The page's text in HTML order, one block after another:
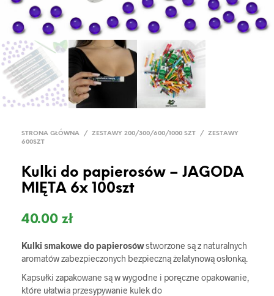
STRONA GŁÓWNA / ZESTAWY 200/300/600/1000 SZT /
ZESTAWY
600SZT
Kulki do papierosów – JAGODA
MIĘTA 6x 100szt
40.00 zł
Kulki smakowe do papierosówstworzone są z naturalnych
aromatów zabezpieczonych bezpieczną żelatynową osłonką.
Kapsułki zapakowane są w wygodne i poręczne opakowanie,
które ułatwia przesypywanie kulek do